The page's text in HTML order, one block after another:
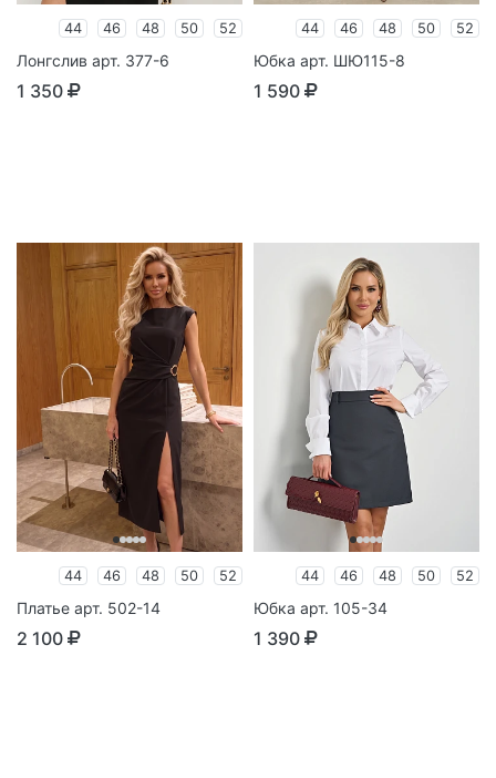
44 46 48 50 52
Лонгслив арт. 377-6
1 350
44 46 48 50 52
Юбка арт. ШЮ115-8
1 590
44 46 48 50 52
Платье арт. 502-14
2 100
44 46 48 50 52
Юбка арт. 105-34
1 390